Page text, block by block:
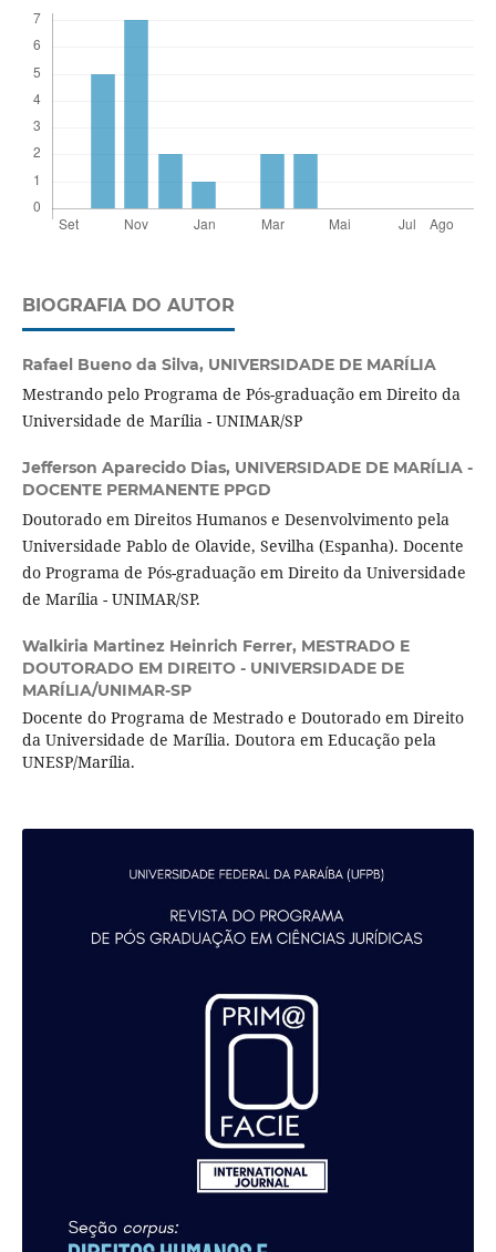
BIOGRAFIA DO AUTOR
Rafael Bueno da Silva, UNIVERSIDADE DE MARÍLIA
Mestrando pelo Programa de Pós-graduação em Direito da
Universidade de Marília - UNIMAR/SP
Jefferson Aparecido Dias, UNIVERSIDADE DE MARÍLIA -
DOCENTE PERMANENTE PPGD
Doutorado em Direitos Humanos e Desenvolvimento pela
Universidade Pablo de Olavide, Sevilha (Espanha). Docente
do Programa de Pós-graduação em Direito da Universidade
de Marília - UNIMAR/SP.
Walkiria Martinez Heinrich Ferrer, MESTRADO E
DOUTORADO EM DIREITO - UNIVERSIDADE DE
MARÍLIA/UNIMAR-SP
Docente do Programa de Mestrado e Doutorado em Direito
da Universidade de Marília. Doutora em Educação pela
UNESP/Marília.